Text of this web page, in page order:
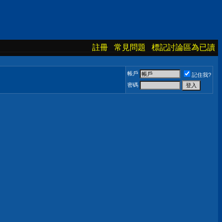
註冊 常見問題 標記討論區為已讀
帳戶
記住我?
密碼